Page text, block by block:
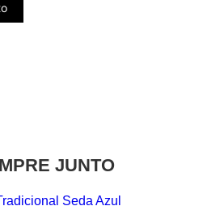
JUNTO